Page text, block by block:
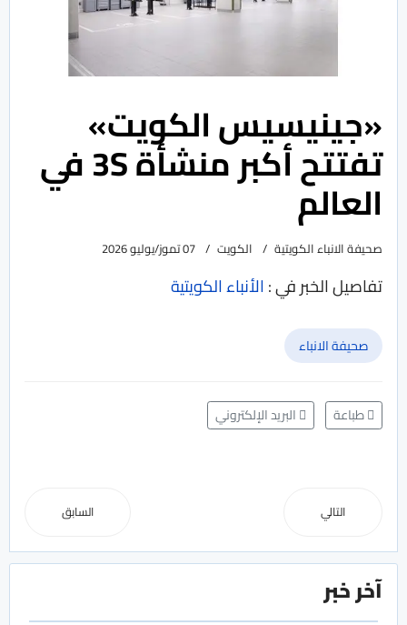
«جينيسيس الكويت»
تفتتح أكبر منشأة 3S في
العالم
صحيفة الانباء الكويتية الكويت 07 تموز/يوليو 2026
تفاصيل الخبر في :الأنباء الكويتية
صحيفة الانباء
طباعة البريد الإلكتروني
السابق التالي
آخر خبر